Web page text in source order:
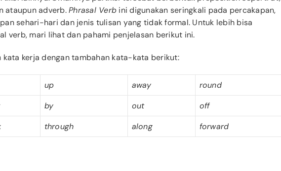
ataupun adverb.Phrasal Verb ini digunakan seringkali pada percakapan,
sehari-hari dan jenis tulisan yang tidak formal. Untuk lebih bisa
verb, mari lihat dan pahami penjelasan berikut ini.
kata kerja dengan tambahan kata-kata berikut:
up away
round
by out
off
through along forward